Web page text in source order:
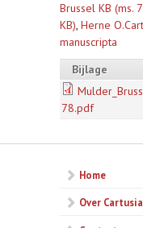
Brussel KB (ms.
KB), Herne
manuscripta
Bijlage
78.pdf
Home
Over